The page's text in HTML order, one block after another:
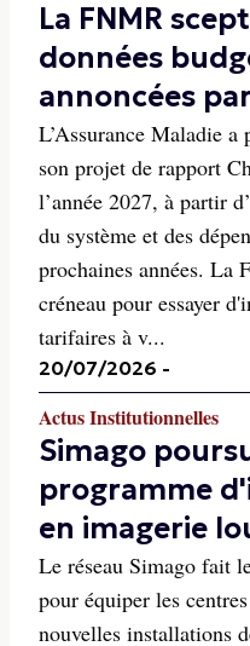
La FNMR
données
annoncées
L’Assurance Maladie
son projet de rapport
l’année 2027, à partir
du système et des
prochaines années. La
créneau pour essayer
tarifaires à v...
20/07/2026 -
Actus Institutionnelles
Simago
programme
en imagerie
Le réseau Simago fait
pour équiper les
nouvelles installations